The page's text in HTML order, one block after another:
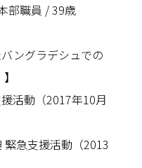
部職員 / 39歳
ングラデシュでの
活動（2017年10月
緊急支援活動（2013